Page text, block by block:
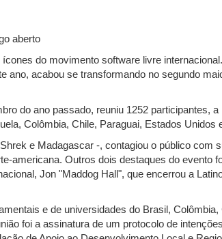
aberto
do movimento software livre
ano, acabou se transformando no segundo
do ano passado, reuniu 1252 participantes, a
Colômbia, Chile, Paraguai, Estados Unidos
e Madagascar -, contagiou o público com
americana. Outros dois destaques do evento
Jon "Maddog Hall", que encerrou a
e de universidades do Brasil, Colômbia,
foi a assinatura de um protocolo de